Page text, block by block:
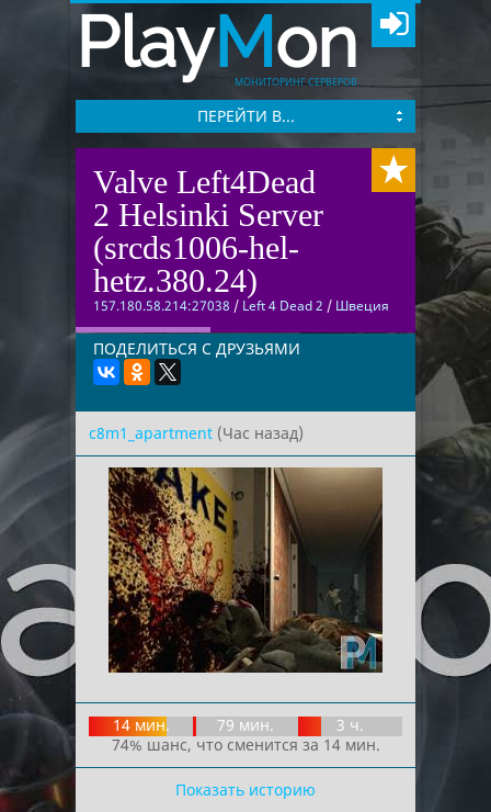
PlayMon
МОНИТОРИНГ СЕРВЕРОВ
ПЕРЕЙТИ В...
Valve Left4Dead
2 Helsinki Server
(srcds1006-hel-
hetz.380.24)
157.180.58.214:27038 / Left 4 Dead 2 / Швеция
ПОДЕЛИТЬСЯ С ДРУЗЬЯМИ
c8m1_apartment (Час назад)
14 мин. 79 мин.
3 ч.
74% шанс, что сменится за 14 мин.
Показать историю